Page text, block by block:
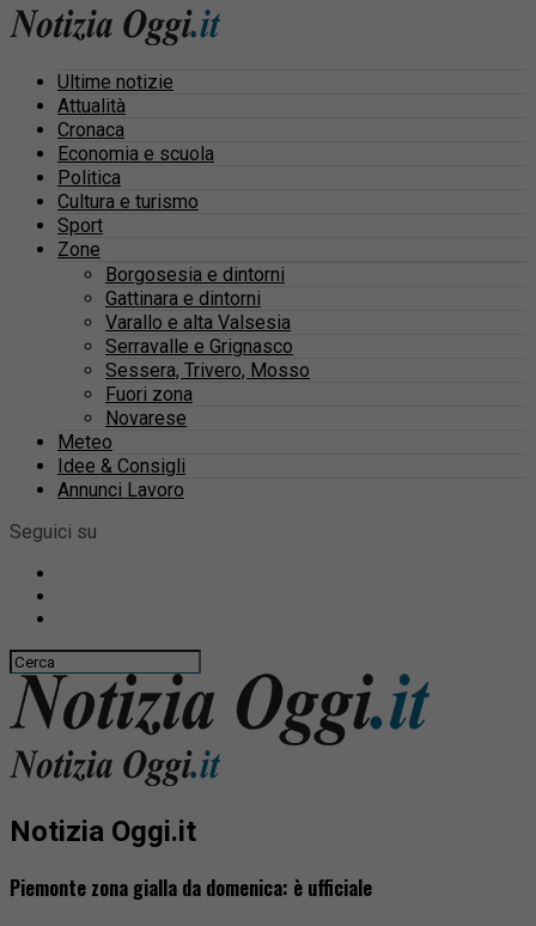
Ultime notizie
Attualità
Cronaca
Economia e scuola
Politica
Cultura e turismo
Sport
Zone
Borgosesia e dintorni
Gattinara e dintorni
Varallo e alta Valsesia
Serravalle e Grignasco
Sessera, Trivero, Mosso
Fuori zona
Novarese
Meteo
Idee & Consigli
Annunci Lavoro
Seguici su
Notizia Oggi.it
Piemonte zona gialla da domenica: è ufficiale